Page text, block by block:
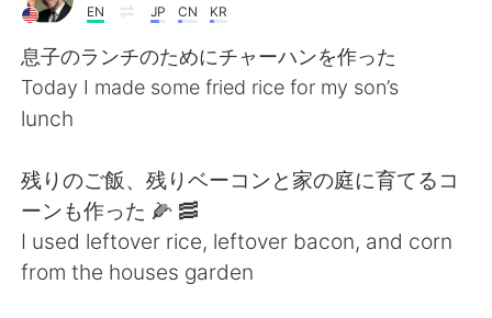
Italiano
English 简体中文
繁體中文 Español
EN JP CN KR
息子のランチのためにチャーハンを作った
Today I made some fried rice for my son’s
lunch
残りのご飯、残りベーコンと家の庭に育てるコ
ーンも作った 🌽 🥓
I used leftover rice, leftover bacon, and corn
from the houses garden